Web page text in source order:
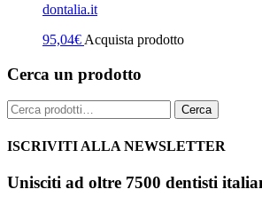
dontalia.it
95,04€ Acquista prodotto
Cerca un prodotto
Cerca: Cerca
ISCRIVITI ALLA NEWSLETTER
Unisciti ad oltre 7500 dentisti